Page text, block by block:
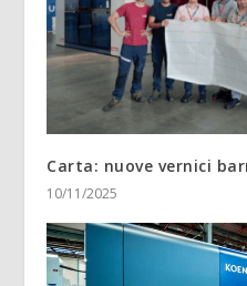
Carta: nuove vernici
10/11/2025